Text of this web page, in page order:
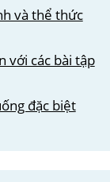
và thể thức
với các bài tập
đặc biệt